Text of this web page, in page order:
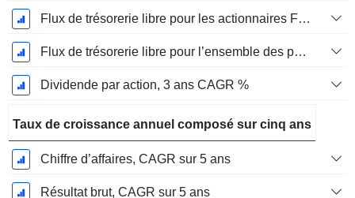
Flux de trésorerie libre pour les actionnaires FCFE, CAGR sur 3 ans
Flux de trésorerie libre pour l’ensemble des pourvoyeurs de fonds (créanciers et actionnaires) FCFF, CAGR sur 3 ans
Dividende par action, 3 ans CAGR %
Taux de croissance annuel composé sur cinq ans
Chiffre d’affaires, CAGR sur 5 ans
Résultat brut, CAGR sur 5 ans